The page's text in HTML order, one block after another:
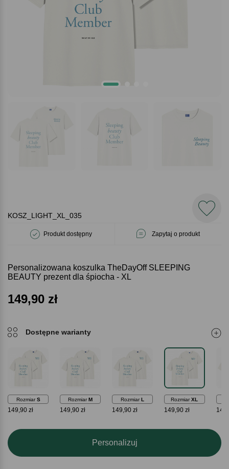
KOSZ_LIGHT_XL_035
Produkt dostępny Zapytaj o produkt
Personalizowana koszulka TheDayOff SLEEPING
BEAUTY prezent dla śpiocha - XL
149,90 zł
Dostępne warianty
Rozmiar S
149,90 zł
Rozmiar M
149,90 zł
Rozmiar L
149,90 zł
RozmiarXL
149,90 zł
Personalizuj